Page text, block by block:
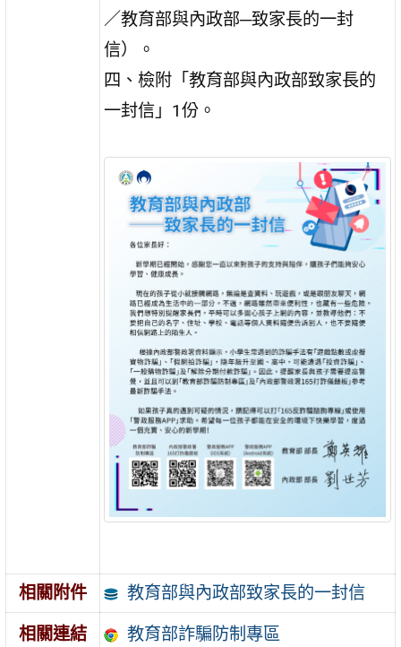
／教育部與內政部─致家長的一封
信）。
四、檢附「教育部與內政部致家長的
一封信」1份。
相關附件 教育部與內政部致家長的一封信
相關連結 教育部詐騙防制專區